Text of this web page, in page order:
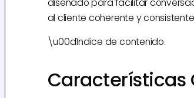
al cliente coherente y
\u00d1ndice de contenido.
Características